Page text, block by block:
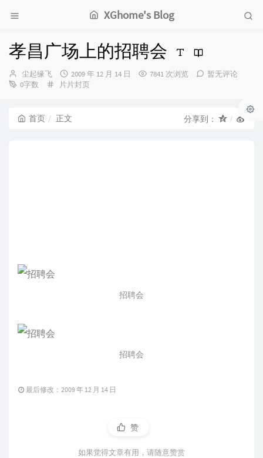
XGhome's Blog
孝昌广场上的招聘会
博
主：
尘起缘飞
发
布
2009 年 12 月 14 日 7841 次浏览
暂无评论
0字数
分
片片封页
首页 正文 分享到：
招聘会
招聘会
最后修改：2009 年 12 月 14 日
赞
如果觉得文章有用，请随意赞赏